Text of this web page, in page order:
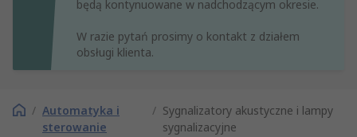
będą kontynuowane w nadchodzącym okresie.
W razie pytań prosimy o kontakt z działem
obsługi klienta.
/ Automatyka i
sterowanie
/ Sygnalizatory akustyczne i lampy
sygnalizacyjne